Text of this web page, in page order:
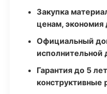
Закупка
ценам, экономия
Официальный
исполнительной
Гарантия до 5
конструктивные